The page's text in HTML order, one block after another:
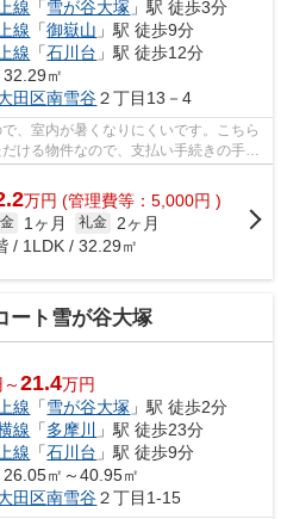
線 「雪が谷大塚 」駅 徒歩3分
線 「御嶽山 」駅 徒歩9分
線 「石川台 」駅 徒歩12分
㎡
田区南雪谷２丁目13－4
、室内が暑くなりにくいです。こちら
ける物件なので、支払い手続きの手間
万円 (管理費等：5,000円 )
1ヶ月 礼金
2ヶ月
/ 1LDK / 32.29㎡
ート雪が谷大塚
～21.4万円
線 「雪が谷大塚 」駅 徒歩2分
線 「多摩川
」駅 徒歩23分
線 「石川台 」駅 徒歩9分
㎡～40.95㎡
田区南雪谷２丁目1-15